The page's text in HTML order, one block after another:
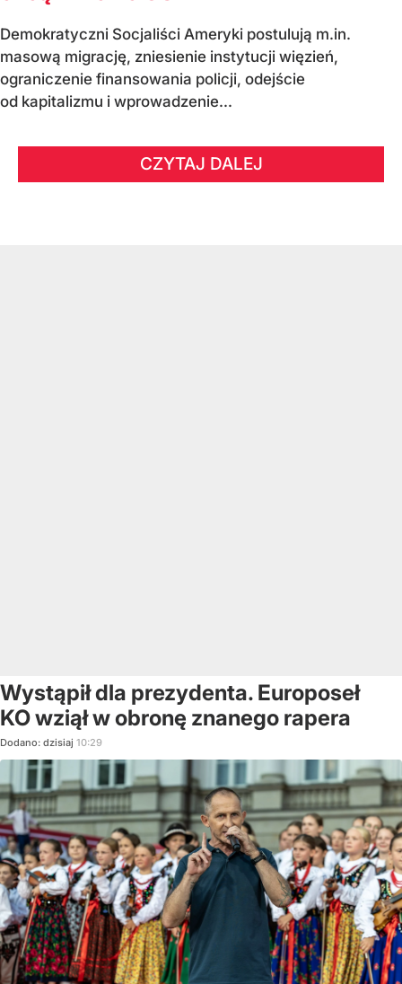
Demokratyczni Socjaliści Ameryki postulują m.in.
masową migrację, zniesienie instytucji więzień,
ograniczenie finansowania policji, odejście
od kapitalizmu i wprowadzenie...
CZYTAJ DALEJ
Wystąpił dla prezydenta. Europoseł
KO wziął w obronę znanego rapera
Dodano: dzisiaj 10:29